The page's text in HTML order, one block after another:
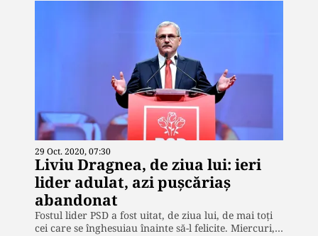
29 Oct. 2020, 07:30
Liviu Dragnea, de ziua lui: ieri
lider adulat, azi pușcăriaș
abandonat
Fostul lider PSD a fost uitat, de ziua lui, de mai toți
cei care se înghesuiau înainte să-l felicite. Miercuri,…